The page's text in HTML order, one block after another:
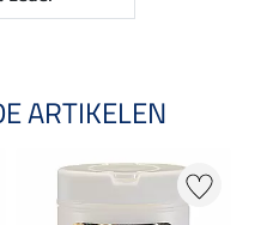
ARTIKELEN